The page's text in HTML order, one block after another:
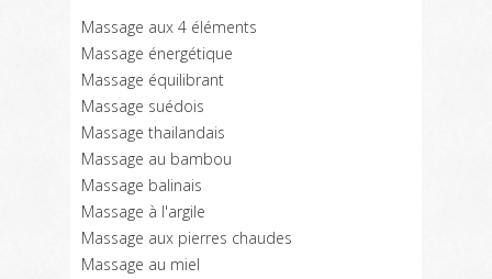
Massage aux 4 éléments
Massage énergétique
Massage équilibrant
Massage suédois
Massage thailandais
Massage au bambou
Massage balinais
Massage à l'argile
Massage aux pierres chaudes
Massage au miel